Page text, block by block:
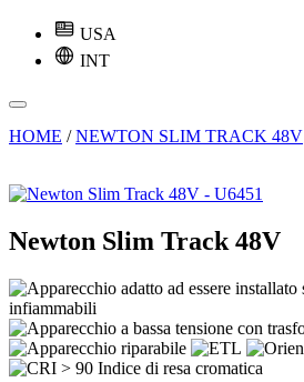
USA
INT
HOME / NEWTON SLIM TRACK 48V
Newton Slim Track 48V